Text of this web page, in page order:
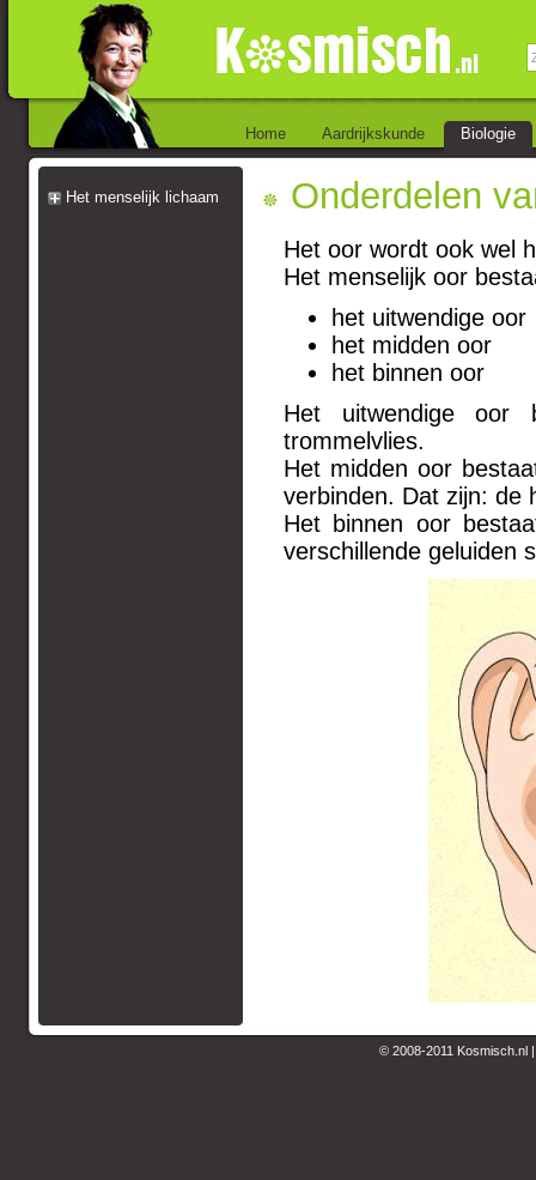
Home Aardrijkskunde Biologie
Het menselijk lichaam Onderdelen
Het oor wordt ook wel
Het menselijk oor
het uitwendige oor
het midden oor
het binnen oor
Het uitwendige oor
trommelvlies.
Het midden oor
verbinden. Dat zijn: de
Het binnen oor
verschillende geluiden
© 2008-2011 Kosmisch.nl